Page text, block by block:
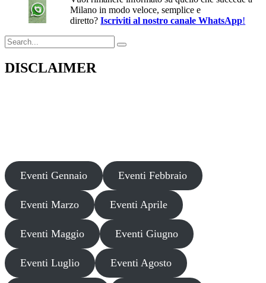
Milano in modo veloce, semplice e
diretto?Iscriviti al nostro canale WhatsApp!
Search
for:
DISCLAIMER
Eventi Gennaio Eventi Febbraio
Eventi Marzo Eventi Aprile
Eventi Maggio Eventi Giugno
Eventi Luglio Eventi Agosto